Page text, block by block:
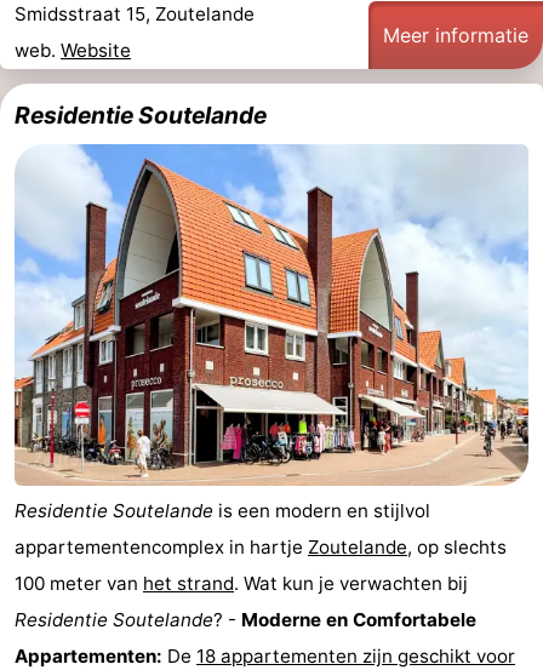
Uitkijkpunten
Attracties
Speeltuinen
-
Binnenspeeltuinen
Bowlen
Wellness
centra
Dorpen
&
Steden
Natuur
Rondleidingen
Sporten
Zwembaden
-
Smidsstraat 15, Zoutelande
web. Website
Meer informatie
Residentie Soutelande
Residentie Soutelande is een modern en stijlvol
appartementencomplex in hartje Zoutelande, op slechts
100 meter van het strand. Wat kun je verwachten bij
Residentie Soutelande? - Moderne en Comfortabele
Appartementen: De 18 appartementen zijn geschikt voor